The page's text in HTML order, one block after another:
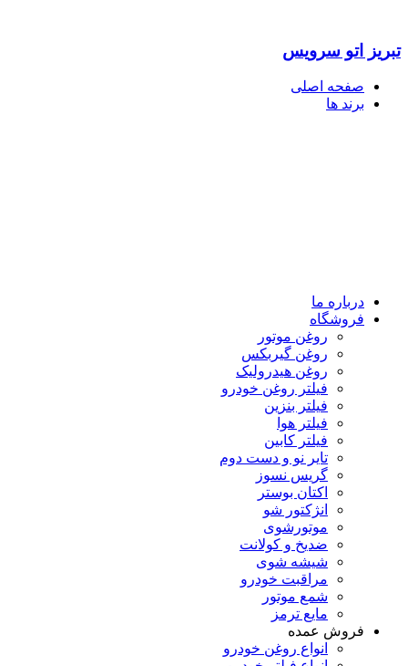
تبریز اتو سرویس
صفحه اصلی
برند ها
درباره ما
فروشگاه
روغن موتور
روغن گیربکس
روغن هیدرولیک
فیلتر روغن خودرو
فیلتر بنزین
فیلتر هوا
فیلتر کابین
تایر نو و دست دوم
گریس نسوز
اکتان بوستر
انژکتور شو
موتورشوی
ضدیخ و کولانت
شیشه شوی
مراقبت خودرو
شمع موتور
مایع ترمز
فروش عمده
انواع روغن خودرو